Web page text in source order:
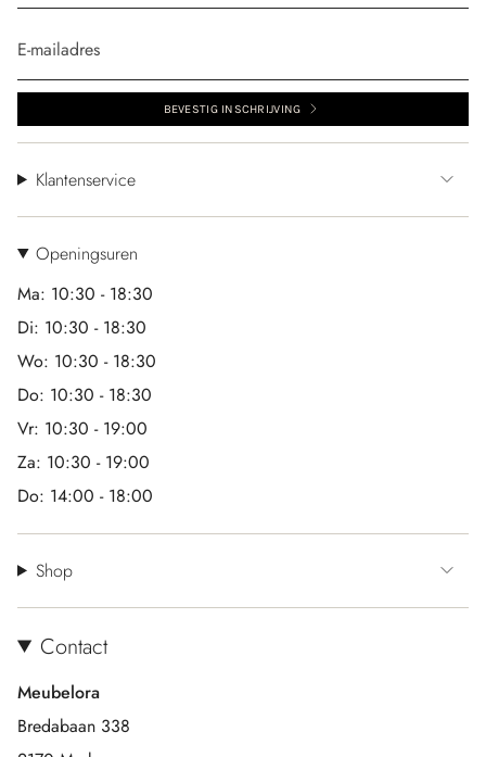
BEVESTIG INSCHRIJVING
Klantenservice
Openingsuren
Ma: 10:30 - 18:30
Di: 10:30 - 18:30
Wo: 10:30 - 18:30
Do: 10:30 - 18:30
Vr: 10:30 - 19:00
Za: 10:30 - 19:00
Do: 14:00 - 18:00
Shop
Contact
Meubelora
Bredabaan 338